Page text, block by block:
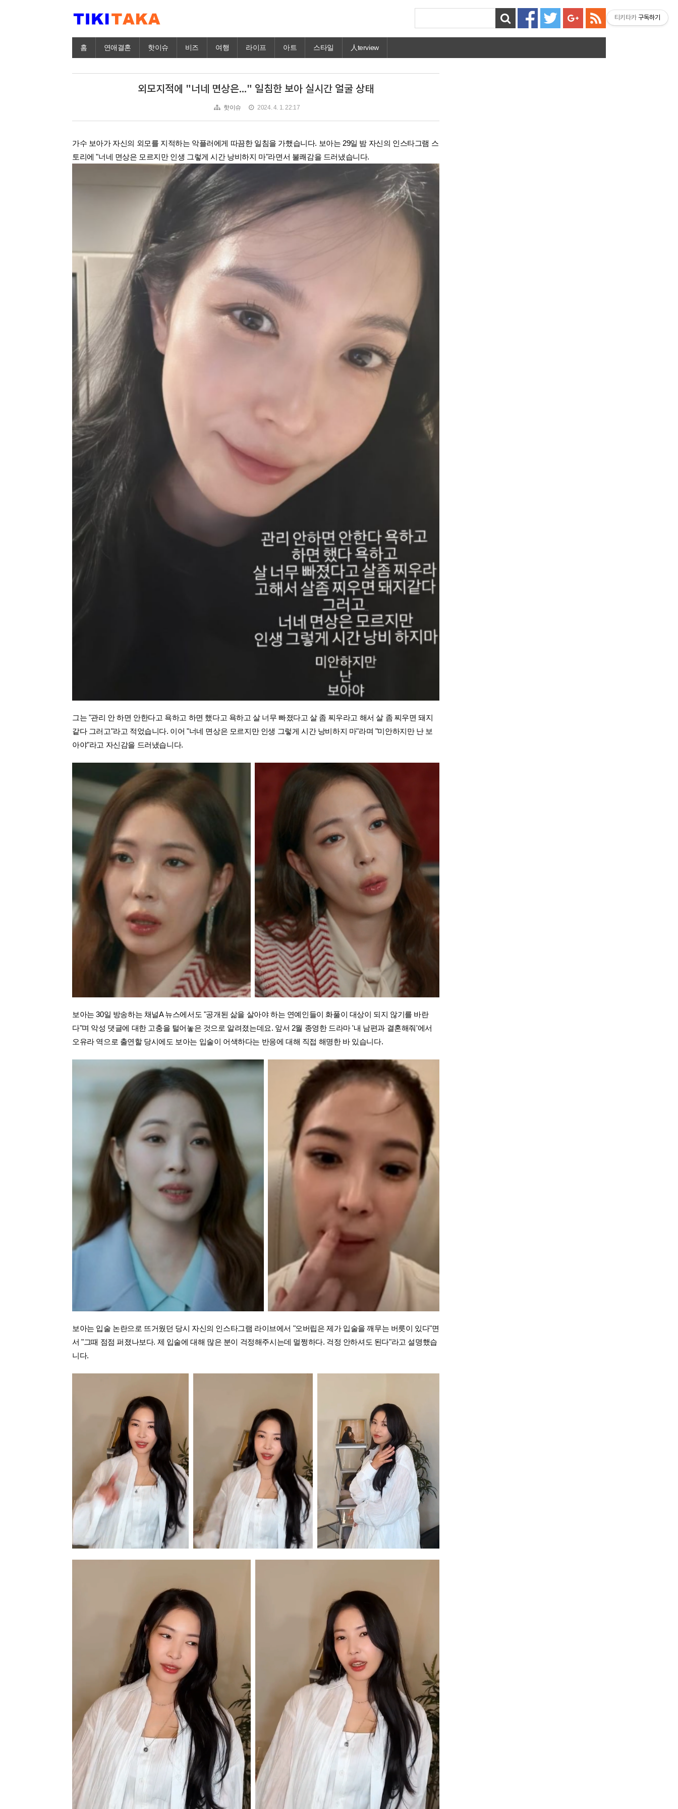
홈 연애결혼 핫이슈 비즈 여행 라이프 아트 스타일 人terview
외모지적에 "너네 면상은..." 일침한 보아 실시간 얼굴 상태
핫이슈 2024. 4. 1. 22:17
가수 보아가 자신의 외모를 지적하는 악플러에게 따끔한 일침을 가했습니다. 보아는 29일 밤 자신의 인스타그램 스
토리에 "너네 면상은 모르지만 인생 그렇게 시간 낭비하지 마"라면서 불쾌감을 드러냈습니다.
그는 "관리 안 하면 안한다고 욕하고 하면 했다고 욕하고 살 너무 빠졌다고 살 좀 찌우라고 해서 살 좀 찌우면 돼지
같다 그러고"라고 적었습니다. 이어 "너네 면상은 모르지만 인생 그렇게 시간 낭비하지 마"라며 "미안하지만 난 보
아야"라고 자신감을 드러냈습니다.
보아는 30일 방송하는 채널A 뉴스에서도 "공개된 삶을 살아야 하는 연예인들이 화풀이 대상이 되지 않기를 바란
다"며 악성 댓글에 대한 고충을 털어놓은 것으로 알려졌는데요. 앞서 2월 종영한 드라마 '내 남편과 결혼해줘'에서
오유라 역으로 출연할 당시에도 보아는 입술이 어색하다는 반응에 대해 직접 해명한 바 있습니다.
보아는 입술 논란으로 뜨거웠던 당시 자신의 인스타그램 라이브에서 "오버립은 제가 입술을 깨무는 버릇이 있다"면
서 "그때 점점 퍼졌나보다. 제 입술에 대해 많은 분이 걱정해주시는데 멀쩡하다. 걱정 안하셔도 된다"라고 설명했습
니다.
티키타카 구독하기